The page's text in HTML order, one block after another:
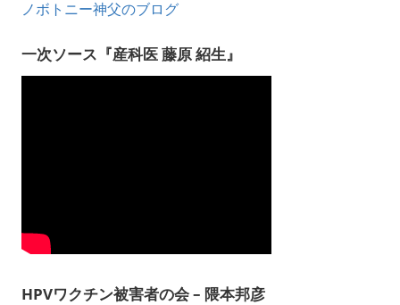
ノボトニー神父のブログ
一次ソース『産科医 藤原 紹生』
HPVワクチン被害者の会 – 隈本邦彦